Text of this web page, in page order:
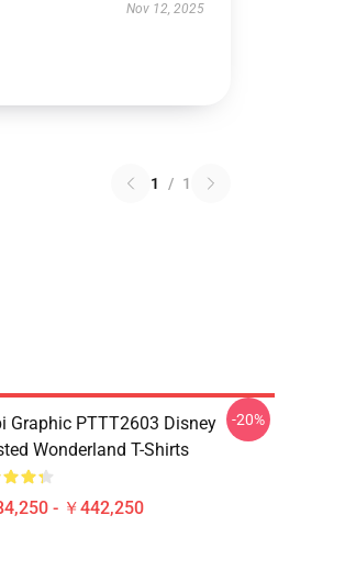
Nov 12, 2025
1 / 1
Graphic PTTT2603 Disney
Wonderland T-Shirts
- ￥442,250
-20%